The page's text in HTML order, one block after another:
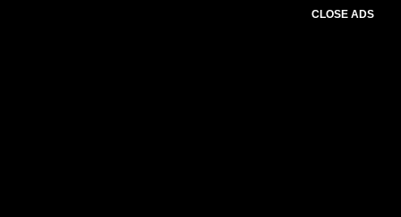
CLOSE ADS